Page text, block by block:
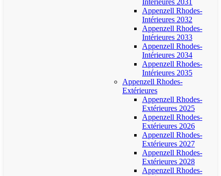
Intérieures 2031
Appenzell Rhodes-
Intérieures 2032
Appenzell Rhodes-
Intérieures 2033
Appenzell Rhodes-
Intérieures 2034
Appenzell Rhodes-
Intérieures 2035
Appenzell Rhodes-
Extérieures
Appenzell Rhodes-
Extérieures 2025
Appenzell Rhodes-
Extérieures 2026
Appenzell Rhodes-
Extérieures 2027
Appenzell Rhodes-
Extérieures 2028
Appenzell Rhodes-